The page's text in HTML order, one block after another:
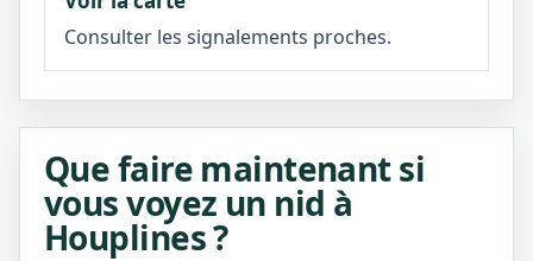
Consulter les signalements proches.
Que faire maintenant si
vous voyez un nid à
Houplines ?